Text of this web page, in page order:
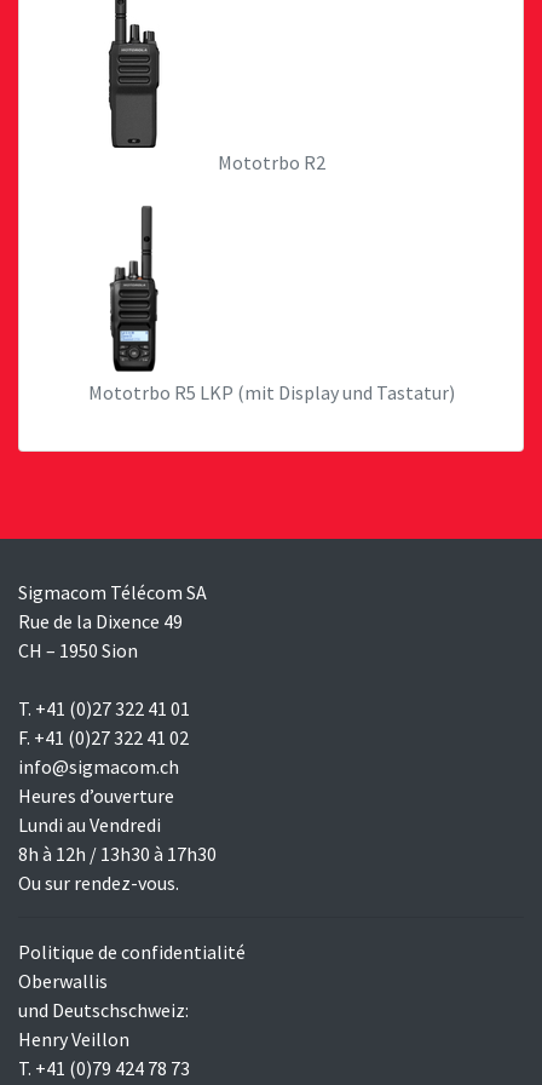
Mototrbo R2
Mototrbo R5 LKP (mit Display und Tastatur)
Sigmacom Télécom SA
Rue de la Dixence 49
CH – 1950 Sion
T. +41 (0)27 322 41 01
F. +41 (0)27 322 41 02
info@sigmacom.ch
Heures d’ouverture
Lundi au Vendredi
8h à 12h / 13h30 à 17h30
Ou sur rendez-vous.
Politique de confidentialité
Oberwallis
und Deutschschweiz:
Henry Veillon
T. +41 (0)79 424 78 73